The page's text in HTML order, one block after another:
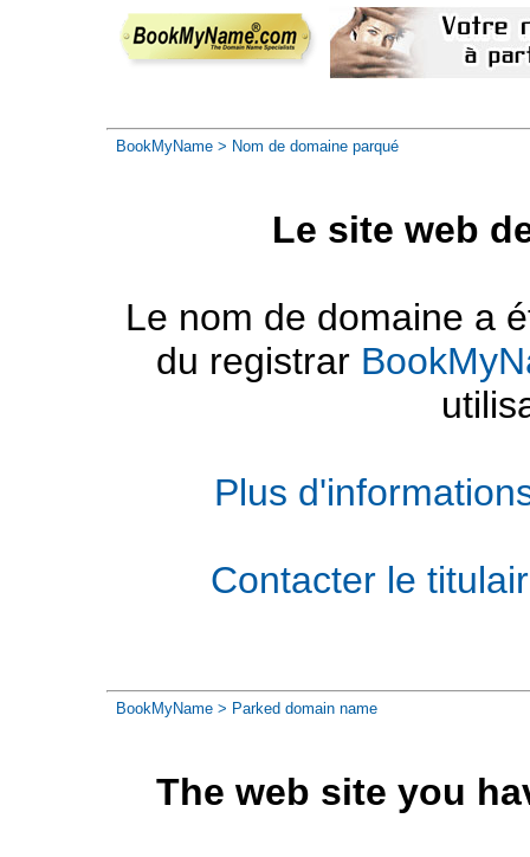
BookMyName > Nom de domaine parqué
Le site web
Le nom de domaine a
du registrar
Plus
Contacter le
BookMyName > Parked domain name
The web site you